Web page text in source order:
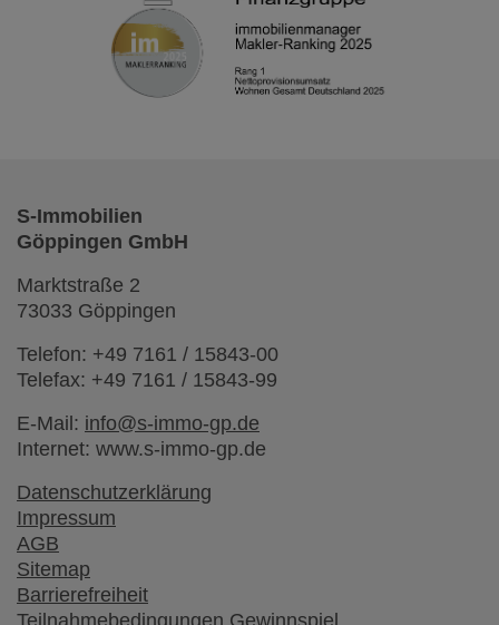
S-Immobilien
Göppingen GmbH
Marktstraße 2
73033 Göppingen
Telefon: +49 7161 / 15843-00
Telefax: +49 7161 / 15843-99
E-Mail: info@s-immo-gp.de
Internet: www.s-immo-gp.de
Datenschutzerklärung
Impressum
AGB
Sitemap
Barrierefreiheit